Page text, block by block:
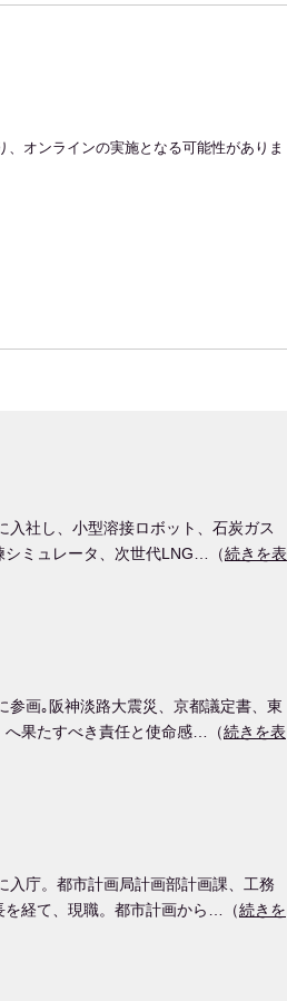
オンラインの実施となる可能性がありま
社し、小型溶接ロボット、石炭ガス
シミュレータ、次世代LNG…（続きを表
画｡阪神淡路大震災、京都議定書、東
へ果たすべき責任と使命感…（続きを表
庁。都市計画局計画部計画課、工務
を経て、現職。都市計画から…（続きを